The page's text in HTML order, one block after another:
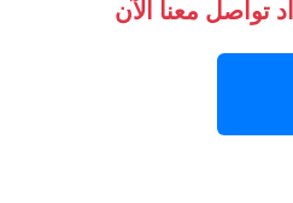
تواصل معنا الآن